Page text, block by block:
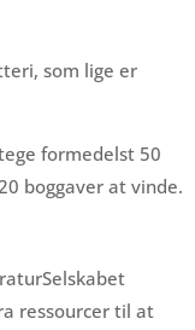
som lige er
formedelst 50
boggaver at vinde.
ressourcer til at